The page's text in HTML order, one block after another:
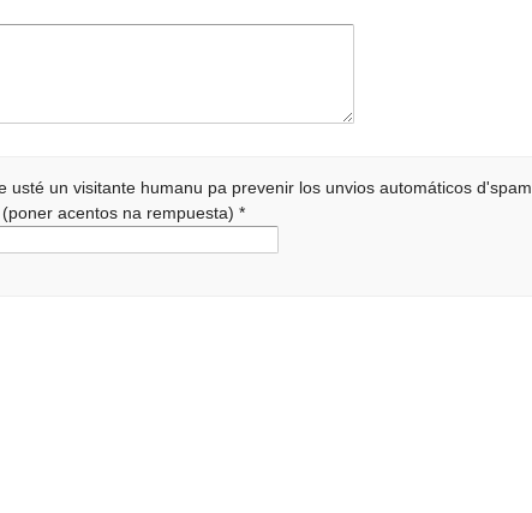
usté un visitante humanu pa prevenir los unvios automáticos d'spam.
acentos na rempuesta)*